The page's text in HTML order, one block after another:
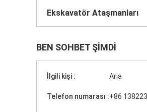
Ekskavatör Ataşmanları
BEN SOHBET ŞIMDI
İlgili kişi : Aria
Telefon numarası :+86